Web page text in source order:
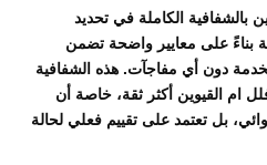
بالشفافية الكاملة في تحديد
بناءً على معايير واضحة تضمن
دون أي مفاجآت. هذه الشفافية
ام القيوين أكثر ثقة، خاصة أن
بل تعتمد على تقييم فعلي لحالة